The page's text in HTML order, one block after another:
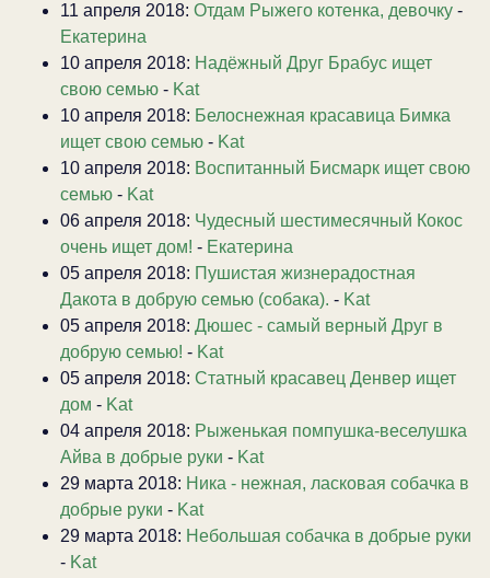
11 апреля 2018: Отдам Рыжего котенка, девочку -
Екатерина
10 апреля 2018: Надёжный Друг Брабус ищет
свою семью - Kat
10 апреля 2018: Белоснежная красавица Бимка
ищет свою семью - Kat
10 апреля 2018: Воспитанный Бисмарк ищет свою
семью - Kat
06 апреля 2018: Чудесный шестимесячный Кокос
очень ищет дом! - Екатерина
05 апреля 2018: Пушистая жизнерадостная
Дакота в добрую семью (собака). - Kat
05 апреля 2018: Дюшес - самый верный Друг в
добрую семью! - Kat
05 апреля 2018: Статный красавец Денвер ищет
дом - Kat
04 апреля 2018: Рыженькая помпушка-веселушка
Айва в добрые руки - Kat
29 марта 2018: Ника - нежная, ласковая собачка в
добрые руки - Kat
29 марта 2018: Небольшая собачка в добрые руки
- Kat